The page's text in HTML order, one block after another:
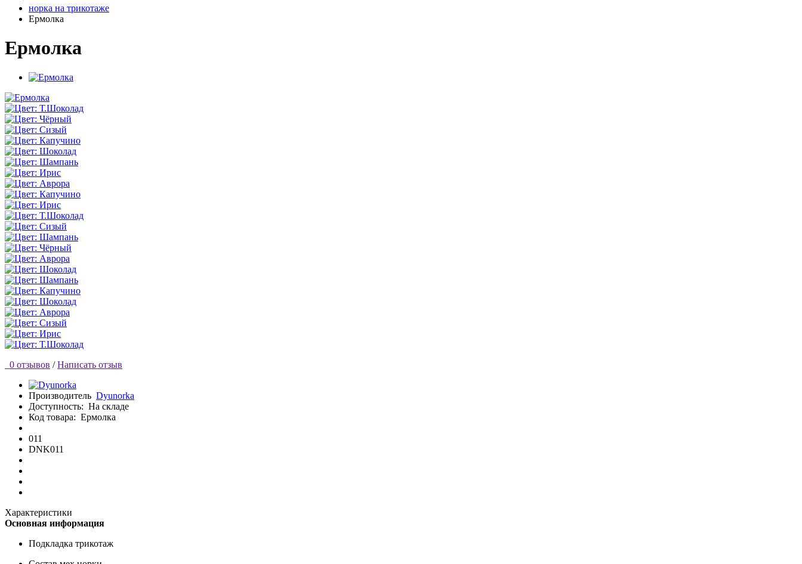
норка на трикотаже
Ермолка
Ермолка
0 отзывов / Написать отзыв
Производитель Dyunorka
Доступность: На складе
Код товара: Ермолка
011
DNK011
Характеристики
Основная информация
Подкладка трикотаж